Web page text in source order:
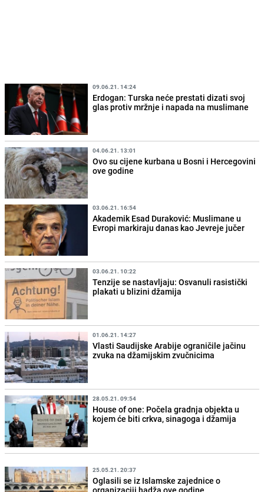
09.06.21. 14:24
Erdogan: Turska neće prestati dizati svoj
glas protiv mržnje i napada na muslimane
04.06.21. 13:01
Ovo su cijene kurbana u Bosni i Hercegovini
ove godine
03.06.21. 16:54
Akademik Esad Duraković: Muslimane u
Evropi markiraju danas kao Jevreje jučer
03.06.21. 10:22
Tenzije se nastavljaju: Osvanuli rasistički
plakati u blizini džamija
01.06.21. 14:27
Vlasti Saudijske Arabije ograničile jačinu
zvuka na džamijskim zvučnicima
28.05.21. 09:54
House of one: Počela gradnja objekta u
kojem će biti crkva, sinagoga i džamija
25.05.21. 20:37
Oglasili se iz Islamske zajednice o
organizaciji hadža ove godine